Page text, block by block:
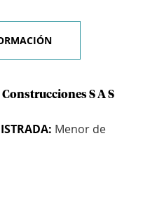
S A S
Menor de